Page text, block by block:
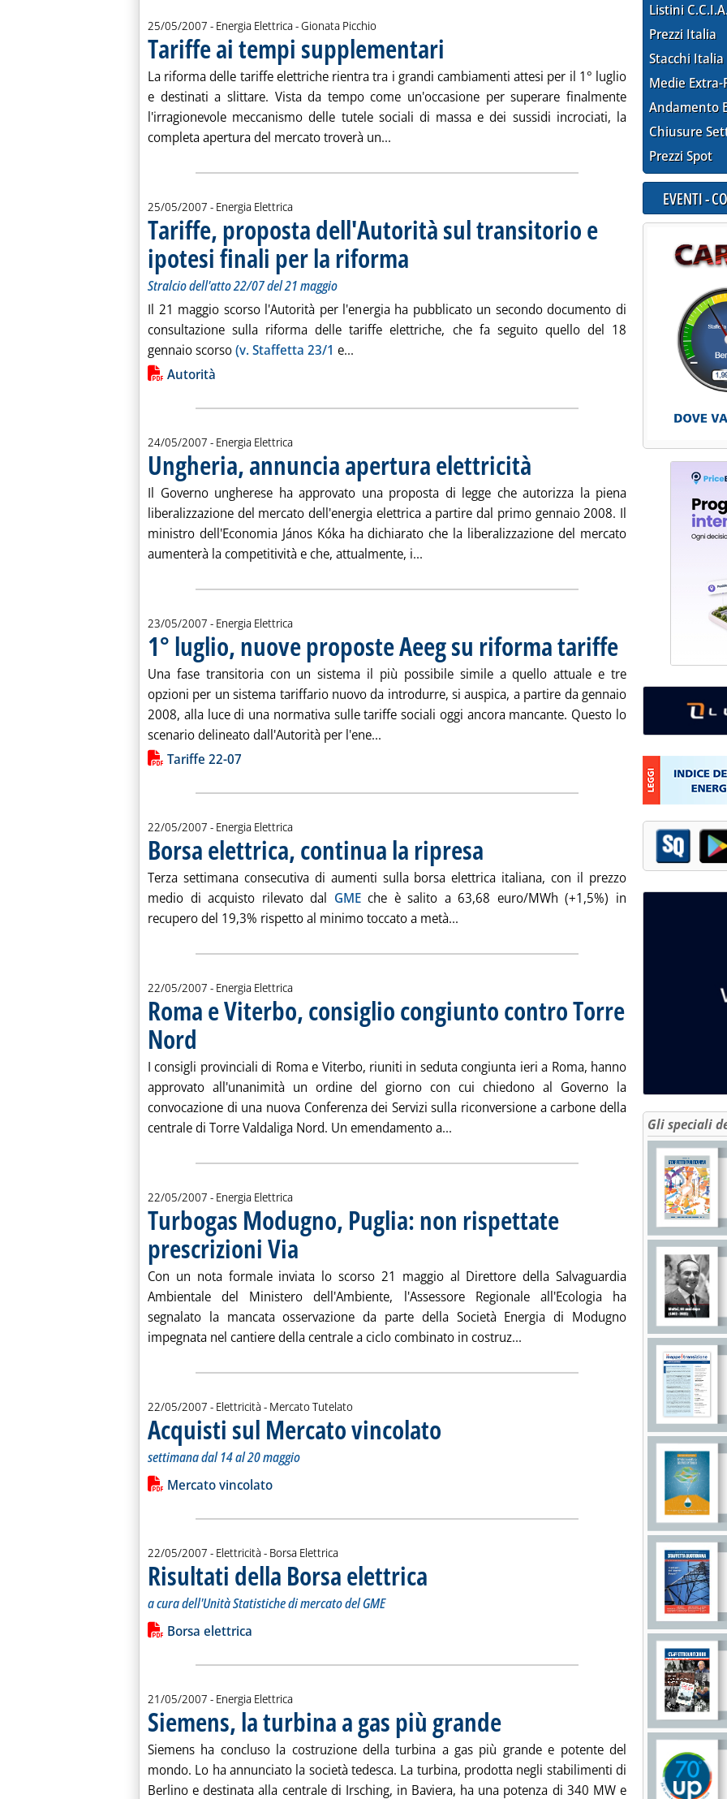
25/05/2007 - Energia Elettrica -di:
Gionata Picchio
Tariffe ai tempi supplementari
La riforma delle tariffe elettriche rientra tra i grandi cambiamenti attesi per il 1° luglio
e destinati a slittare. Vista da tempo come un'occasione per superare finalmente
l'irragionevole meccanismo delle tutele sociali di massa e dei sussidi incrociati, la
completa apertura del mercato troverà un... Leggi tutta la notizia: 'Tariffe ai tempi supplementari'
25/05/2007 - Energia Elettrica
Tariffe, proposta dell'Autorità sul transitorio e
ipotesi finali per la riforma
Stralcio dell'atto 22/07 del 21 maggio
Il 21 maggio scorso l'Autorità per l'energia ha pubblicato un secondo documento di
consultazione sulla riforma delle tariffe elettriche, che fa seguito quello del 18
gennaio scorso(v. Staffetta 23/1 e... Leggi tutta la notizia: 'Tariffe, proposta dell'Autorità sul
Lista allegati PDF alla notizia
Autorità
24/05/2007 - Energia Elettrica
Ungheria, annuncia apertura elettricità . Pubblicata giovedì 24 maggio 2007 alle 15.39.
Il Governo ungherese ha approvato una proposta di legge che autorizza la piena
liberalizzazione del mercato dell'energia elettrica a partire dal primo gennaio 2008. Il
ministro dell'Economia János Kóka ha dichiarato che la liberalizzazione del mercato
aumenterà la competitività e che, attualmente, i... Leggi tutta la notizia: 'Ungheria, annuncia
23/05/2007 - Energia Elettrica
1° luglio, nuove proposte Aeeg su riforma tariffe . Pubblicata mercoledì 23
Una fase transitoria con un sistema il più possibile simile a quello attuale e tre
opzioni per un sistema tariffario nuovo da introdurre, si auspica, a partire da gennaio
2008, alla luce di una normativa sulle tariffe sociali oggi ancora mancante. Questo lo
scenario delineato dall'Autorità per l'ene... Leggi tutta la notizia: '1° luglio, nuove proposte Aeeg su
Lista allegati PDF alla notizia
Tariffe 22-07
22/05/2007 - Energia Elettrica
Borsa elettrica, continua la ripresa . Pubblicata martedì 22 maggio 2007 alle 15.23.
Terza settimana consecutiva di aumenti sulla borsa elettrica italiana, con il prezzo
medio di acquisto rilevato dal GMEche è salito a 63,68 euro/MWh (+1,5%) in
recupero del 19,3% rispetto al minimo toccato a metà...
22/05/2007 - Energia Elettrica
Roma e Viterbo, consiglio congiunto contro Torre
Nord . Pubblicata martedì 22 maggio 2007 alle 15.15.
I consigli provinciali di Roma e Viterbo, riuniti in seduta congiunta ieri a Roma, hanno
approvato all'unanimità un ordine del giorno con cui chiedono al Governo la
convocazione di una nuova Conferenza dei Servizi sulla riconversione a carbone della
centrale di Torre Valdaliga Nord. Un emendamento a... Leggi tutta la notizia: 'Roma e Viterbo,
22/05/2007 - Energia Elettrica
Turbogas Modugno, Puglia: non rispettate
prescrizioni Via . Pubblicata martedì 22 maggio 2007 alle 15.14.
Con un nota formale inviata lo scorso 21 maggio al Direttore della Salvaguardia
Ambientale del Ministero dell'Ambiente, l'Assessore Regionale all'Ecologia ha
segnalato la mancata osservazione da parte della Società Energia di Modugno
impegnata nel cantiere della centrale a ciclo combinato in costruz... Leggi tutta la notizia: 'Turbogas
22/05/2007 - Elettricità - Mercato Tutelato
Acquisti sul Mercato vincolato
settimana dal 14 al 20 maggio
Leggi tutta la notizia: 'Acquisti sul Mercato vincolato'
Lista allegati PDF alla notizia
Mercato vincolato
22/05/2007 - Elettricità - Borsa Elettrica
Risultati della Borsa elettrica
a cura dell'Unità Statistiche di mercato del GME
Leggi tutta la notizia: 'Risultati della Borsa elettrica'
Lista allegati PDF alla notizia
Borsa elettrica
21/05/2007 - Energia Elettrica
Siemens, la turbina a gas più grande . Pubblicata lunedì 21 maggio 2007 alle 15.35.
Siemens ha concluso la costruzione della turbina a gas più grande e potente del
mondo. Lo ha annunciato la società tedesca. La turbina, prodotta negli stabilimenti di
Berlino e destinata alla centrale di Irsching, in Baviera, ha una potenza di 340 MW e
Listini
Prezzi Italia
Stacchi Italia
Medie Extra-
Andamento
Chiusure
Prezzi Spot
EVENTI -
Gli speciali